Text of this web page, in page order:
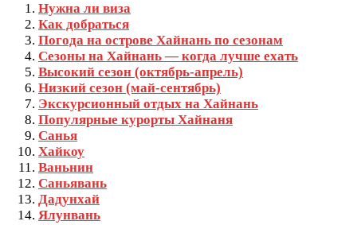
Нужна ли виза
Как добраться
Погода на острове Хайнань по сезонам
Сезоны на Хайнань — когда лучше ехать
Высокий сезон (октябрь-апрель)
Низкий сезон (май-сентябрь)
Экскурсионный отдых на Хайнань
Популярные курорты Хайнаня
Санья
Хайкоу
Ваньнин
Саньявань
Дадунхай
Ялунвань